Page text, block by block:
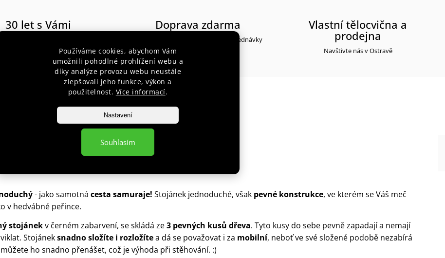
Používáme cookies, abychom Vám
umožnili pohodlné prohlížení webu a
díky analýze provozu webu neustále
zlepšovali jeho funkce, výkon a
použitelnost. Více informací.
Nastavení
Souhlasím
30 let s Vámi
poradenství pro začátečníky i
Doprava zdarma
při nákupu nad 1 900 Kč do váhy objednávky
Vlastní tělocvična a
prodejna
Navštivte nás v Ostravě
produktu
"ŠOGÚN"
- jako samotná cesta samuraje! Stojánek jednoduché, však pevné konstrukce, ve kterém se Váš meč
v hedvábné peřince.
stojánekv černém zabarvení, se skládá ze3 pevných kusů dřeva. Tyto kusy do sebe pevně zapadají a nemají
Stojáneksnadno složíte i rozložítea dá se považovat i za mobilní, neboť ve své složené podobě nezabírá
ho snadno přenášet, což je výhoda při stěhování. :)